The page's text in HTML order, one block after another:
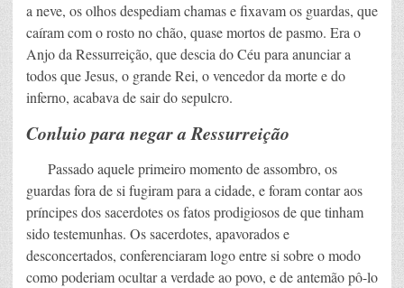
a neve, os olhos despediam chamas e fixavam os guardas, que
caíram com o rosto no chão, quase mortos de pasmo. Era o
Anjo da Ressurreição, que descia do Céu para anunciar a
todos que Jesus, o grande Rei, o vencedor da morte e do
inferno, acabava de sair do sepulcro.
Conluio para negar a Ressurreição
Passado aquele primeiro momento de assombro, os
guardas fora de si fugiram para a cidade, e foram contar aos
príncipes dos sacerdotes os fatos prodigiosos de que tinham
sido testemunhas. Os sacerdotes, apavorados e
desconcertados, conferenciaram logo entre si sobre o modo
como poderiam ocultar a verdade ao povo, e de antemão pô-lo